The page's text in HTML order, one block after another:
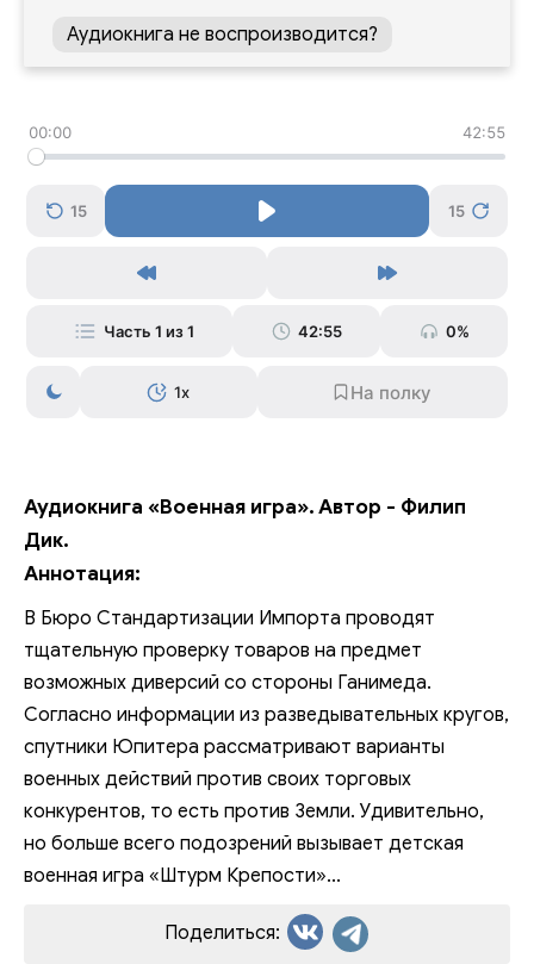
Аудиокнига не воспроизводится?
00:00 42:55
15 15
Часть 1 из 1 42:55 0%
1x
Аудиокнига «Военная игра». Автор - Филип
Дик.
Аннотация:
В Бюро Стандартизации Импорта проводят
тщательную проверку товаров на предмет
возможных диверсий со стороны Ганимеда.
Согласно информации из разведывательных кругов,
спутники Юпитера рассматривают варианты
военных действий против своих торговых
конкурентов, то есть против Земли. Удивительно,
но больше всего подозрений вызывает детская
военная игра «Штурм Крепости»...
Поделиться: